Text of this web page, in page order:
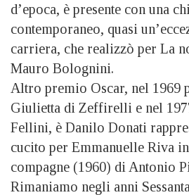
d’epoca, è presente con una
contemporaneo, quasi
carriera, che realizzò per La
Mauro Bolognini.
Altro premio Oscar, nel 1969
Giulietta di Zeffirelli e nel
Fellini, è Danilo Donati
cucito per Emmanuelle Riva
compagne (1960) di Antonio
Rimaniamo negli anni